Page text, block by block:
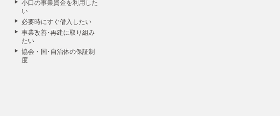
小口の事業資金を利用した
い
必要時にすぐ借入したい
事業改善･再建に取り組み
たい
協会・国･自治体の保証制
度